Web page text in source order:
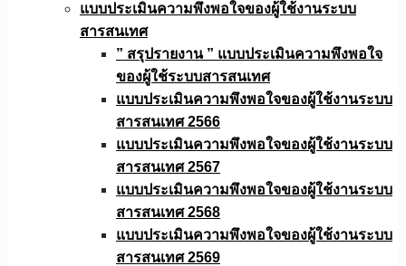
แบบประเมินความพึงพอใจของผู้ใช้งานระบบ
สารสนเทศ
” สรุปรายงาน ” แบบประเมินความพึงพอใจ
ของผู้ใช้ระบบสารสนเทศ
แบบประเมินความพึงพอใจของผู้ใช้งานระบบ
สารสนเทศ 2566
แบบประเมินความพึงพอใจของผู้ใช้งานระบบ
สารสนเทศ 2567
แบบประเมินความพึงพอใจของผู้ใช้งานระบบ
สารสนเทศ 2568
แบบประเมินความพึงพอใจของผู้ใช้งานระบบ
สารสนเทศ 2569